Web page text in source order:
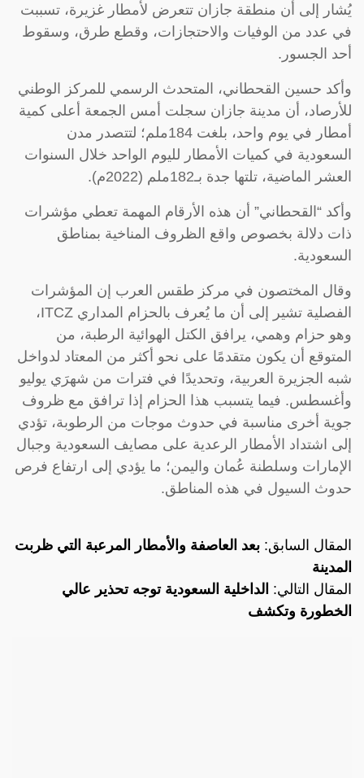
يُشار إلى أن منطقة جازان تتعرض لأمطار غزيرة، تسببت
في عدد من الوفيات والاحتجازات، وقطع طرق، وسقوط
أحد الجسور.
وأكد حسين القحطاني، المتحدث الرسمي للمركز الوطني
للأرصاد، أن مدينة جازان سجلت أمس ‫الجمعة أعلى كمية
أمطار في يوم واحد، بلغت 184ملم؛ لتتصدر مدن
السعودية في كميات الأمطار لليوم الواحد خلال السنوات
العشر الماضية، تلتها جدة بـ182ملم (2022م).
وأكد “القحطاني” أن هذه ‏الأرقام المهمة تعطي مؤشرات
ذات دلالة بخصوص واقع الظروف المناخية بمناطق
السعودية.
وقال المختصون في مركز طقس العرب إن المؤشرات
الفصلية تشير إلى أن ما يُعرف بالحزام المداري ITCZ،
وهو حزام وهمي، يرافق الكتل الهوائية الرطبة، من
المتوقع أن يكون متقدمًا على نحو أكثر من المعتاد لدواخل
شبه الجزيرة العربية، وتحديدًا في فترات من شهرَي يوليو
وأغسطس. فيما يتسبب هذا الحزام إذا ترافق مع ظروف
جوية أخرى مناسبة في حدوث موجات من الرطوبة، تؤدي
إلى اشتداد الأمطار الرعدية على مصايف السعودية وجبال
الإمارات وسلطنة عُمان واليمن؛ ما يؤدي إلى ارتفاع فرص
حدوث السيول في هذه المناطق.
المقال السابق: بعد العاصفة والأمطار المرعبة التي ظربت
المدينة
المقال التالي: الداخلية السعودية توجه تحذير عالي
الخطورة وتكشف